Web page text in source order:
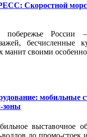
Скоростной
побережье России
бесчисленные
манит своими
мобильные
зоны
выставочное
до промо-стоек